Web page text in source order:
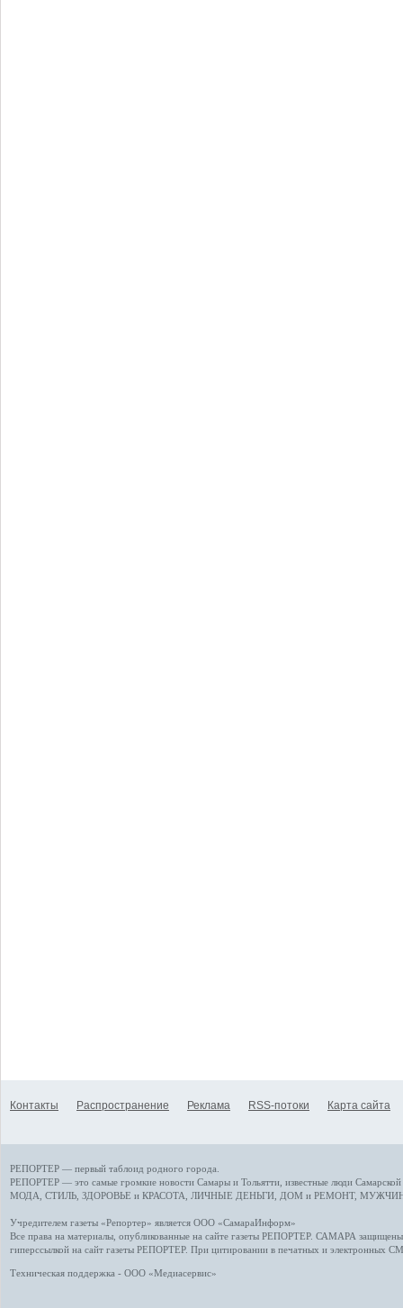
Контакты Распространение Реклама RSS-потоки Карта сайта
РЕПОРТЕР — первый таблоид родного города.
РЕПОРТЕР — это самые громкие новости Самары и Тольятти, известные люди
МОДА, СТИЛЬ ЗДОРОВЬЕ и КРАСОТА ЛИЧНЫЕ ДЕНЬГИ ДОМ и РЕМОНТ,
Учредителем газеты «Репортер» является ООО «СамараИнформ»
Все права на материалы, опубликованные на сайте газеты РЕПОРТЕР. САМАРА защищены.
гиперссылкой на сайт газеты РЕПОРТЕР. При цитировании в печатных и электронных
Техническая поддержка - ООО «Медиасервис»